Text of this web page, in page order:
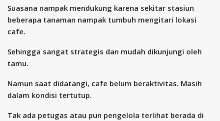
Suasana nampak mendukung karena sekitar stasiun
beberapa tanaman nampak tumbuh mengitari lokasi
cafe.
Sehingga sangat strategis dan mudah dikunjungi oleh
tamu.
Namun saat didatangi, cafe belum beraktivitas. Masih
dalam kondisi tertutup.
Tak ada petugas atau pun pengelola terlihat berada di